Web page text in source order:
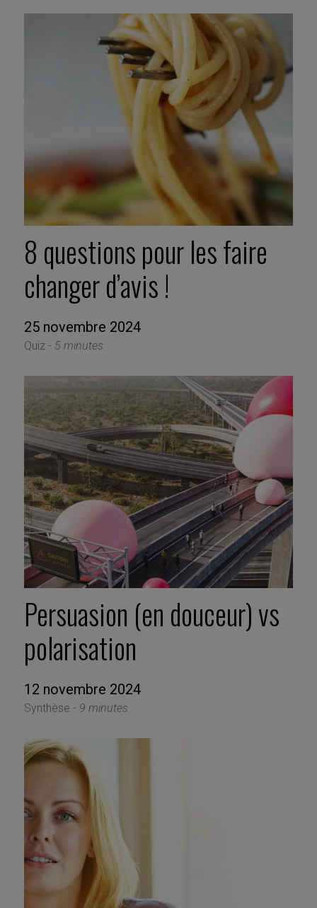
8 questions pour les faire
changer d’avis !
25 novembre 2024
Quiz - 5 minutes
Persuasion (en douceur) vs
polarisation
12 novembre 2024
Synthèse - 9 minutes